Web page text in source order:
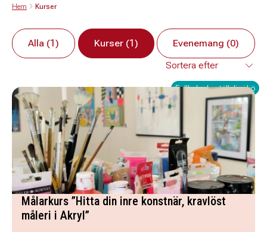
Hem Kurser
Alla (1) Kurser (1) Evenemang (0)
Fullbokad - ställ dig i kö
Målarkurs ”Hitta din inre konstnär, kravlöst
måleri i Akryl”